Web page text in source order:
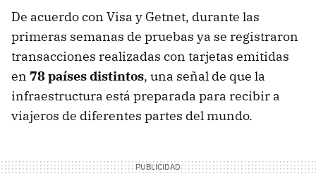
De acuerdo con Visa y Getnet, durante las
primeras semanas de pruebas ya se registraron
transacciones realizadas con tarjetas emitidas
en 78 países distintos, una señal de que la
infraestructura está preparada para recibir a
viajeros de diferentes partes del mundo.